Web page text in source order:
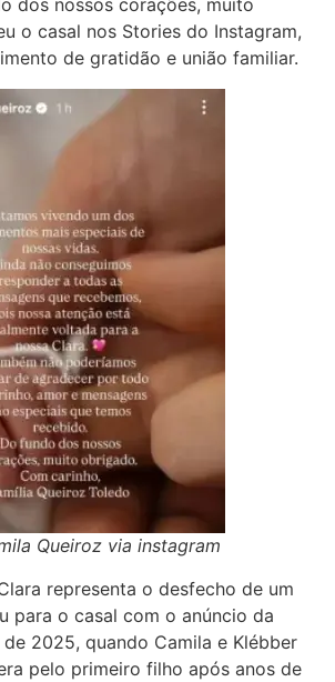
dos nossos corações, muito
o casal nos Stories do Instagram,
de gratidão e união familiar.
Queiroz via instagram
representa o desfecho de um
para o casal com o anúncio da
2025, quando Camila e Klébber
pelo primeiro filho após anos de